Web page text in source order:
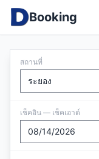
Booking
สถานที่
เช็คอิน — เช็คเอาต์